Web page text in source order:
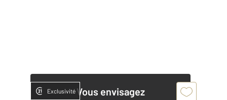
Vous envisagez
Exclusivité